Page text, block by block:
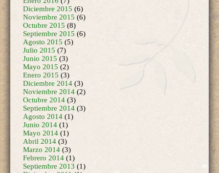
Diciembre 2015
Noviembre 2015(6)
Octubre 2015(8)
Septiembre 2015(6)
Agosto 2015(5)
Julio 2015(7)
Junio 2015 (3)
Mayo 2015 (2)
Enero 2015 (3)
Diciembre 2014
Noviembre 2014(2)
Octubre 2014(3)
Septiembre 2014(3)
Agosto 2014(1)
Junio 2014(1)
Mayo 2014 (1)
Abril 2014(3)
Marzo 2014(3)
Febrero 2014(1)
Septiembre 2013
Diciembre 2011(1)